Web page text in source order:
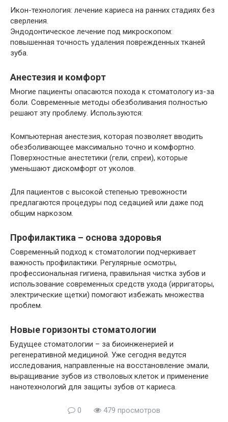
Икон-технология: лечение кариеса на ранних стадиях без
сверления.
Эндодонтическое лечение под микроскопом:
повышенная точность удаления поврежденных тканей
зуба.
Анестезия и комфорт
Многие пациенты опасаются похода к стоматологу из-за
боли. Современные методы обезболивания полностью
решают эту проблему. Используются:
Компьютерная анестезия, которая позволяет вводить
обезболивающее максимально точно и комфортно.
Поверхностные анестетики (гели, спреи), которые
уменьшают дискомфорт от уколов.
Для пациентов с высокой степенью тревожности
предлагаются процедуры под седацией или даже под
общим наркозом.
Профилактика – основа здоровья
Современный подход к стоматологии подчеркивает
важность профилактики. Регулярные осмотры,
профессиональная гигиена, правильная чистка зубов и
использование современных средств ухода (ирригаторы,
электрические щетки) помогают избежать множества
проблем.
Новые горизонты стоматологии
Будущее стоматологии – за биоинженерией и
регенеративной медициной. Уже сегодня ведутся
исследования, направленные на восстановление эмали,
выращивание зубов из стволовых клеток и применение
нанотехнологий для защиты зубов от кариеса.
0 479 просмотров